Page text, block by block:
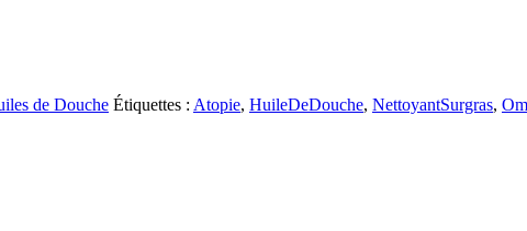
de Douche Étiquettes : Atopie, HuileDeDouche, NettoyantSurgras,